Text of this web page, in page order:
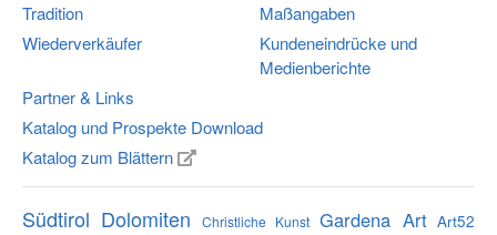
Tradition
Wiederverkäufer
Maßangaben
Kundeneindrücke und
Medienberichte
Partner & Links
Katalog und Prospekte Download
Katalog zum Blättern
Südtirol Dolomiten Christliche Kunst Gardena Art Art52